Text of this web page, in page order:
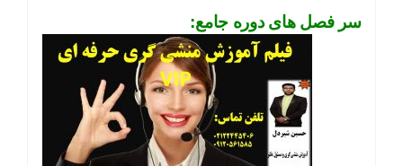
سر فصل های دوره جامع: